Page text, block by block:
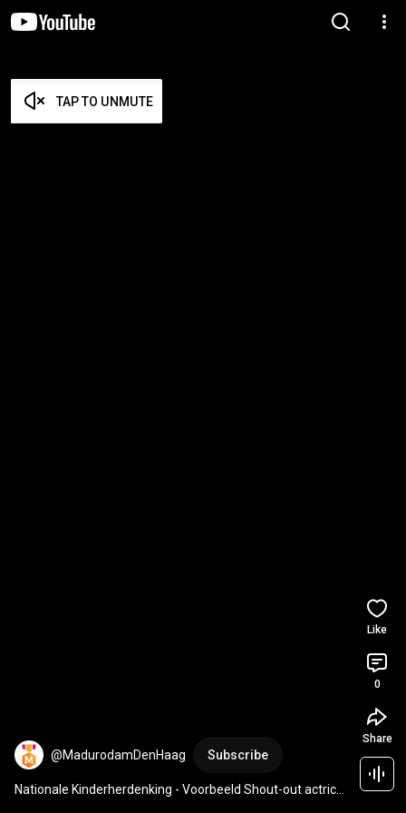
TAP TO UNMUTE
@MadurodamDenHaag Subscribe
Nationale Kinderherdenking - Voorbeeld Shout-out actrice
Like
0
Share